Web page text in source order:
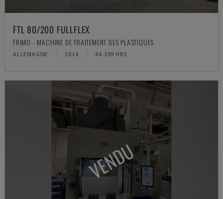
FTL 80/200 FULLFLEX
FRIMO - MACHINE DE TRAITEMENT DES PLASTIQUES
ALLEMAGNE 2014 44.309 HRS
VENDU